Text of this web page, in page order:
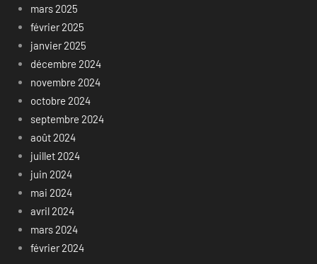
mars 2025
février 2025
janvier 2025
décembre 2024
novembre 2024
octobre 2024
septembre 2024
août 2024
juillet 2024
juin 2024
mai 2024
avril 2024
mars 2024
février 2024